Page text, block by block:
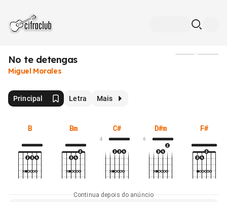
No te detengas
Miguel Morales
Principal Letra Mais
B Bm C#
4
D#m
6
F#
Continua depois do anúncio